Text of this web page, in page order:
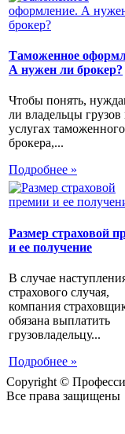
Таможенное
А нужен ли брокер?
Чтобы понять,
ли владельцы грузов
услугах таможенного
брокера,...
Подробнее »
Размер страховой
и ее получение
В случае
страхового случая,
компания
обязана выплатить
грузовладельцу...
Подробнее »
Copyright ©
Все права защищены